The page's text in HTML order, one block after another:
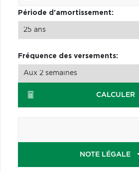
Période d'amortissement:
Fréquence des versements:
CALCULER
NOTE LÉGALE